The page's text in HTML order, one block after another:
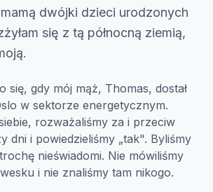
dwójki dzieci urodzonych
się z tą północną ziemią,
się, gdy mój mąż, Thomas, dostał
w sektorze energetycznym.
rozważaliśmy za i przeciw
dni i powiedzieliśmy „tak". Byliśmy
nieświadomi. Nie mówiliśmy
i nie znaliśmy tam nikogo.